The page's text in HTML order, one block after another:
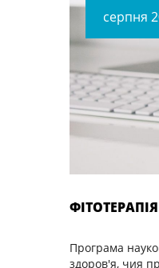
cерпня
Програма
здоров'я, чия